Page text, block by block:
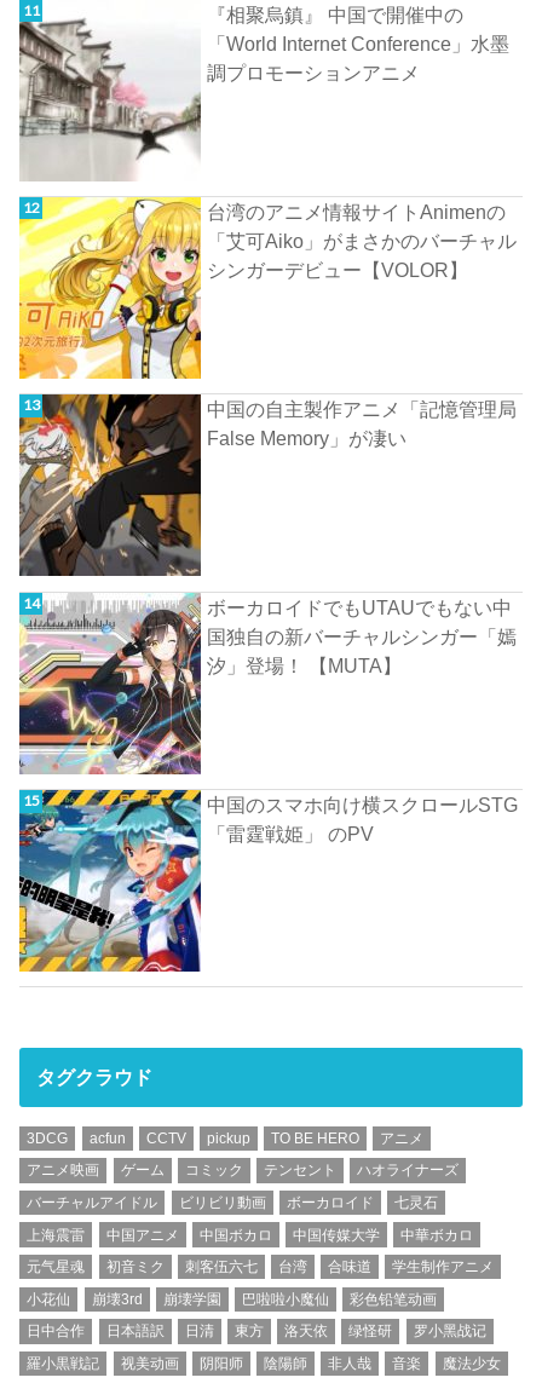
『相聚烏鎮』 中国で開催中の
「World Internet Conference」水墨
調プロモーションアニメ
台湾のアニメ情報サイトAnimenの
「艾可Aiko」がまさかのバーチャル
シンガーデビュー【VOLOR】
中国の自主製作アニメ「記憶管理局
False Memory」が凄い
ボーカロイドでもUTAUでもない中
国独自の新バーチャルシンガー「嫣
汐」登場！ 【MUTA】
中国のスマホ向け横スクロールSTG
「雷霆戦姫」 のPV
タグクラウド
3DCG acfun CCTV pickup TO BE HERO
アニメ
アニメ映画
ゲーム コミック テンセント
ハオライナーズ
バーチャルアイドル
ビリビリ動画 ボーカロイド
七灵石
上海震雷
中国アニメ 中国ボカロ 中国传媒大学
中華ボカロ
元气星魂
初音ミク 刺客伍六七 台湾 合味道
学生制作アニメ
小花仙
崩壊3rd 崩壊学園 巴啦啦小魔仙
彩色铅笔动画
日中合作
日本語訳 日清 東方 洛天依 绿怪研
罗小黑战记
羅小黒戦記
视美动画 阴阳师 陰陽師 非人哉 音楽 魔法少女